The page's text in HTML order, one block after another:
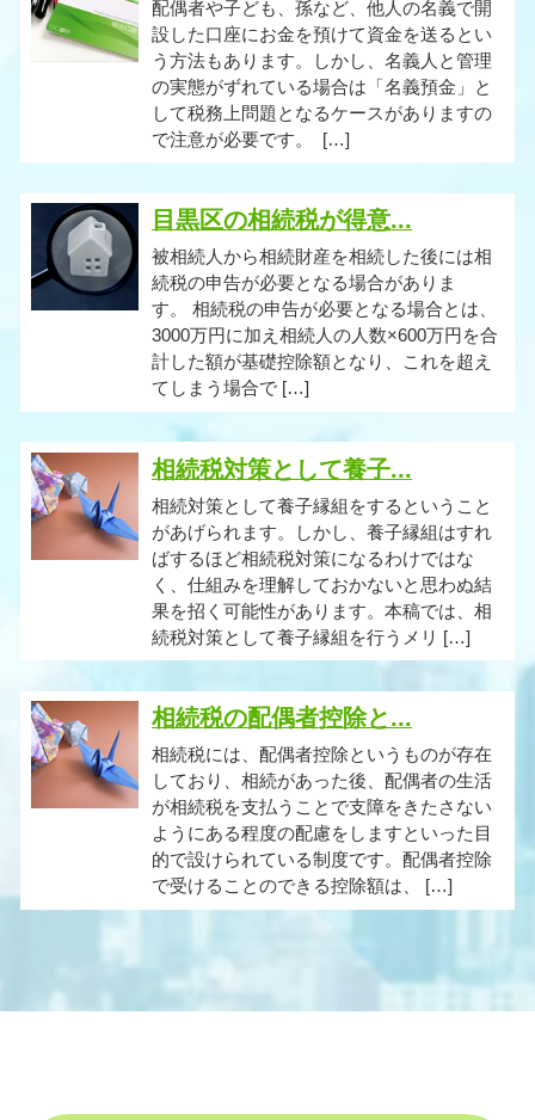
配偶者や子ども、孫など、他人の名義で開
設した口座にお金を預けて資金を送るとい
う方法もあります。しかし、名義人と管理
の実態がずれている場合は「名義預金」と
して税務上問題となるケースがありますの
で注意が必要です。 […]
目黒区の相続税が得意...
被相続人から相続財産を相続した後には相
続税の申告が必要となる場合がありま
す。 相続税の申告が必要となる場合とは、
3000万円に加え相続人の人数×600万円を合
計した額が基礎控除額となり、これを超え
てしまう場合で […]
相続税対策として養子...
相続対策として養子縁組をするということ
があげられます。しかし、養子縁組はすれ
ばするほど相続税対策になるわけではな
く、仕組みを理解しておかないと思わぬ結
果を招く可能性があります。本稿では、相
続税対策として養子縁組を行うメリ […]
相続税の配偶者控除と...
相続税には、配偶者控除というものが存在
しており、相続があった後、配偶者の生活
が相続税を支払うことで支障をきたさない
ようにある程度の配慮をしますといった目
的で設けられている制度です。配偶者控除
で受けることのできる控除額は、 […]